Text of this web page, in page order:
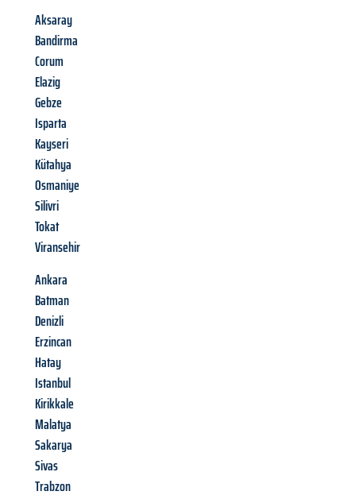
Aksaray
Bandirma
Corum
Elazig
Gebze
Isparta
Kayseri
Kütahya
Osmaniye
Silivri
Tokat
Viransehir
Ankara
Batman
Denizli
Erzincan
Hatay
Istanbul
Kirikkale
Malatya
Sakarya
Sivas
Trabzon